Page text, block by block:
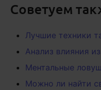
Советуем
Лучшие техники
Анализ влияния
Ментальные
Можно ли найти